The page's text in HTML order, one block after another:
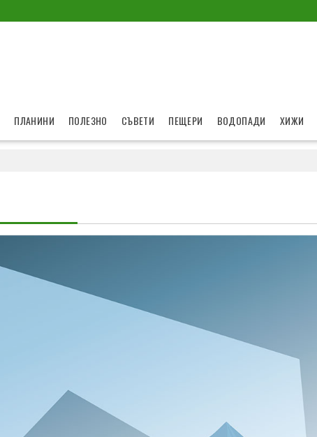
ПЛАНИНИ ПОЛЕЗНО СЪВЕТИ ПЕЩЕРИ ВОДОПАДИ ХИЖИ